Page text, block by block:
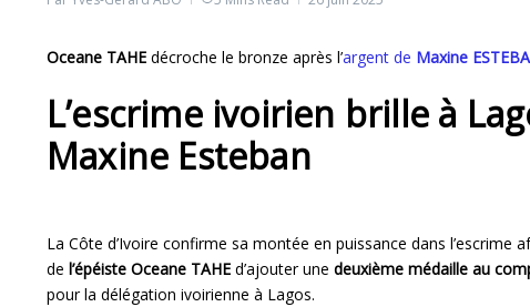
Oceane TAHE décroche le bronze après l’argent de Maxine
L’escrime ivoirien brille à
Maxine Esteban
La Côte d’Ivoire confirme sa montée en puissance dans l’escrime
de l’épéiste Oceane TAHE d’ajouter une deuxième médaille au
pour la délégation ivoirienne à Lagos.